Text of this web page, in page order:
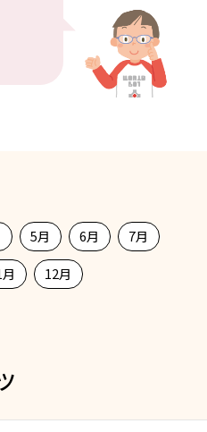
5月 6月
7月
12月